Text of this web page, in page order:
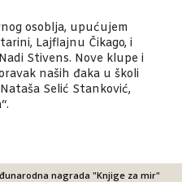
osoblja, upućujem
Lajflajnu Čikago, i
Stivens. Nove klupe i
naših đaka u školi
Selić Stanković,
nagrada "Knjige za mir"